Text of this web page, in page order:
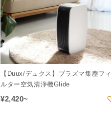
【Duux/デュクス】プラズマ集塵フィ
ルター空気清浄機Glide
¥2,420~